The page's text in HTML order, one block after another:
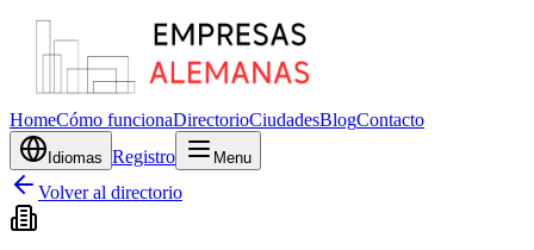
HomeCómo funcionaDirectorioCiudadesBlogContacto
Idiomas Registro Menu
Volver al directorio